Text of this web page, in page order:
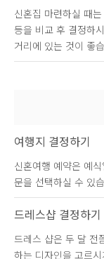
신혼집 마련하실 때
등을 비교 후 결정하
거리에 있는 것이 좋
여행지 결정하기
신혼여행 예약은 예
문을 선택하실 수 있
드레스샵 결정하기
드레스 샵은 두 달 전
하는 디자인을 고르